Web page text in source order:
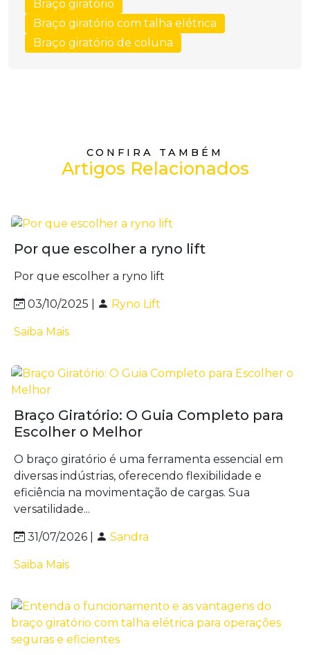
Braço giratório
Braço giratório com talha elétrica
Braço giratório de coluna
CONFIRA TAMBÉM
Artigos Relacionados
Por que escolher a ryno lift
Por que escolher a ryno lift
03/10/2025 | Ryno Lift
Saiba Mais
Braço Giratório: O Guia Completo para
Escolher o Melhor
O braço giratório é uma ferramenta essencial em
diversas indústrias, oferecendo flexibilidade e
eficiência na movimentação de cargas. Sua
versatilidade...
31/07/2026 | Sandra
Saiba Mais